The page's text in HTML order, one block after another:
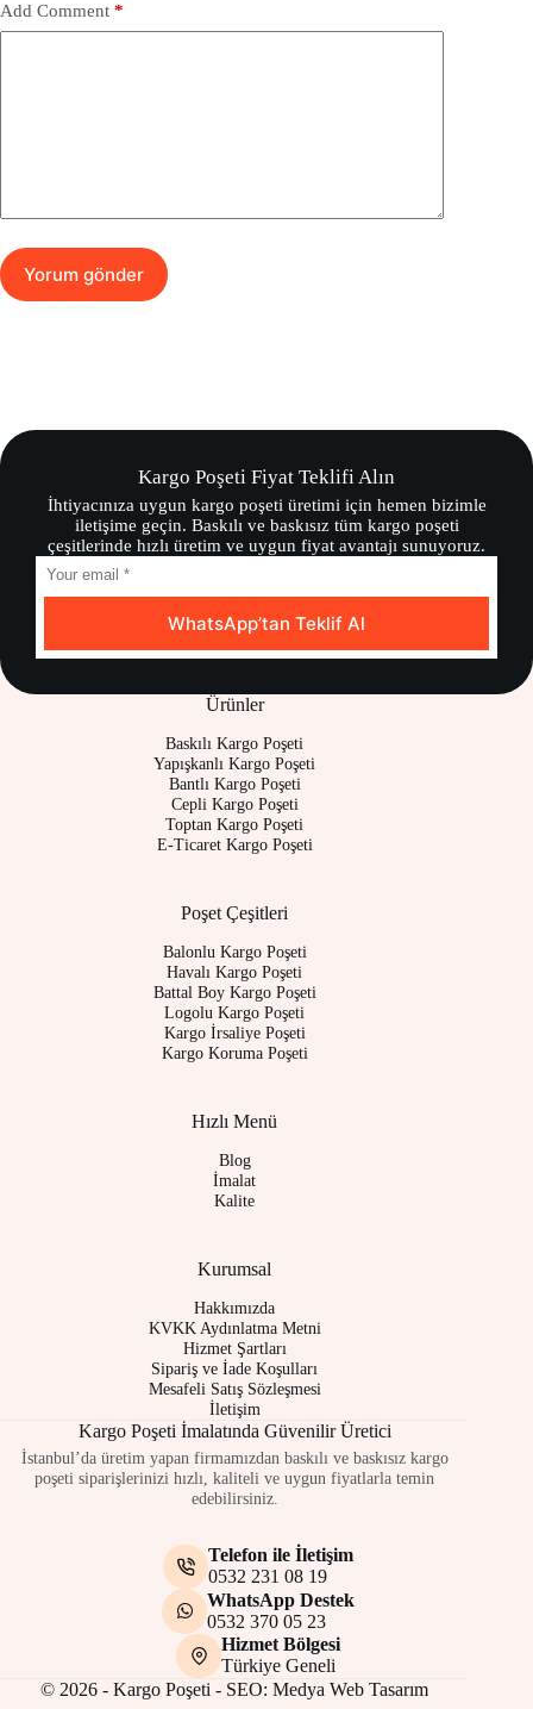
Add Comment *
Yorum gönder
Kargo Poşeti Fiyat Teklifi Alın
İhtiyacınıza uygun kargo poşeti üretimi için hemen bizimle
iletişime geçin. Baskılı ve baskısız tüm kargo poşeti
çeşitlerinde hızlı üretim ve uygun fiyat avantajı sunuyoruz.
WhatsApp’tan Teklif Al
Ürünler
Baskılı Kargo Poşeti
Yapışkanlı Kargo Poşeti
Bantlı Kargo Poşeti
Cepli Kargo Poşeti
Toptan Kargo Poşeti
E-Ticaret Kargo Poşeti
Poşet Çeşitleri
Balonlu Kargo Poşeti
Havalı Kargo Poşeti
Battal Boy Kargo Poşeti
Logolu Kargo Poşeti
Kargo İrsaliye Poşeti
Kargo Koruma Poşeti
Hızlı Menü
Blog
İmalat
Kalite
Kurumsal
Hakkımızda
KVKK Aydınlatma Metni
Hizmet Şartları
Sipariş ve İade Koşulları
Mesafeli Satış Sözleşmesi
İletişim
Kargo Poşeti İmalatında Güvenilir Üretici
İstanbul’da üretim yapan firmamızdan baskılı ve baskısız kargo
poşeti siparişlerinizi hızlı, kaliteli ve uygun fiyatlarla temin
edebilirsiniz.
Telefon ile İletişim
0532 231 08 19
WhatsApp Destek
0532 370 05 23
Hizmet Bölgesi
Türkiye Geneli
© 2026 - Kargo Poşeti - SEO:Medya Web Tasarım